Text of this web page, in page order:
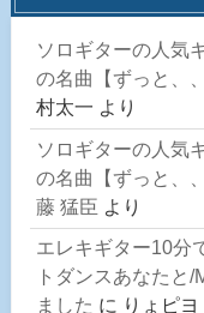
ソロギターの人気
の名曲【ずっと、
村太一 より
ソロギターの人気
の名曲【ずっと、
藤 猛臣 より
エレキギター10分
トダンスあなたと
ました に りょピヨ